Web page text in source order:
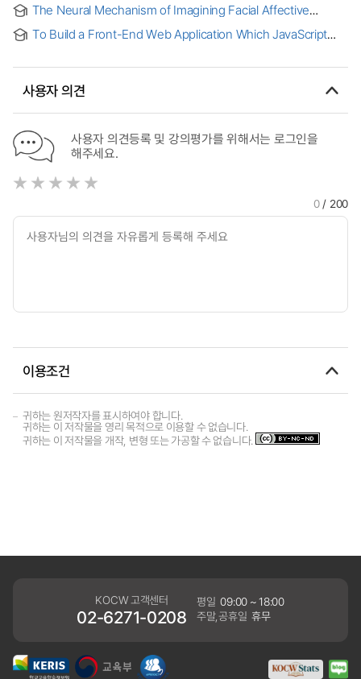
통한 자바스크립트 언어 명세의 정밀한 타입 분석
The Neural Mechanism of Imagining Facial Affective
To Build a Front-End Web Application Which JavaScript
사용자 의견
사용자 의견등록 및 강의평가를 위해서는 로그인을
해주세요.
0/ 200
이용조건
귀하는 원저작자를 표시하여야 합니다.
귀하는 이 저작물을 영리 목적으로 이용할 수 없습니다.
귀하는 이 저작물을 개작, 변형 또는 가공할 수 없습니다.
KOCW 고객센터
02-6271-0208
평일 09:00 ~ 18:00
주말,공휴일 휴무